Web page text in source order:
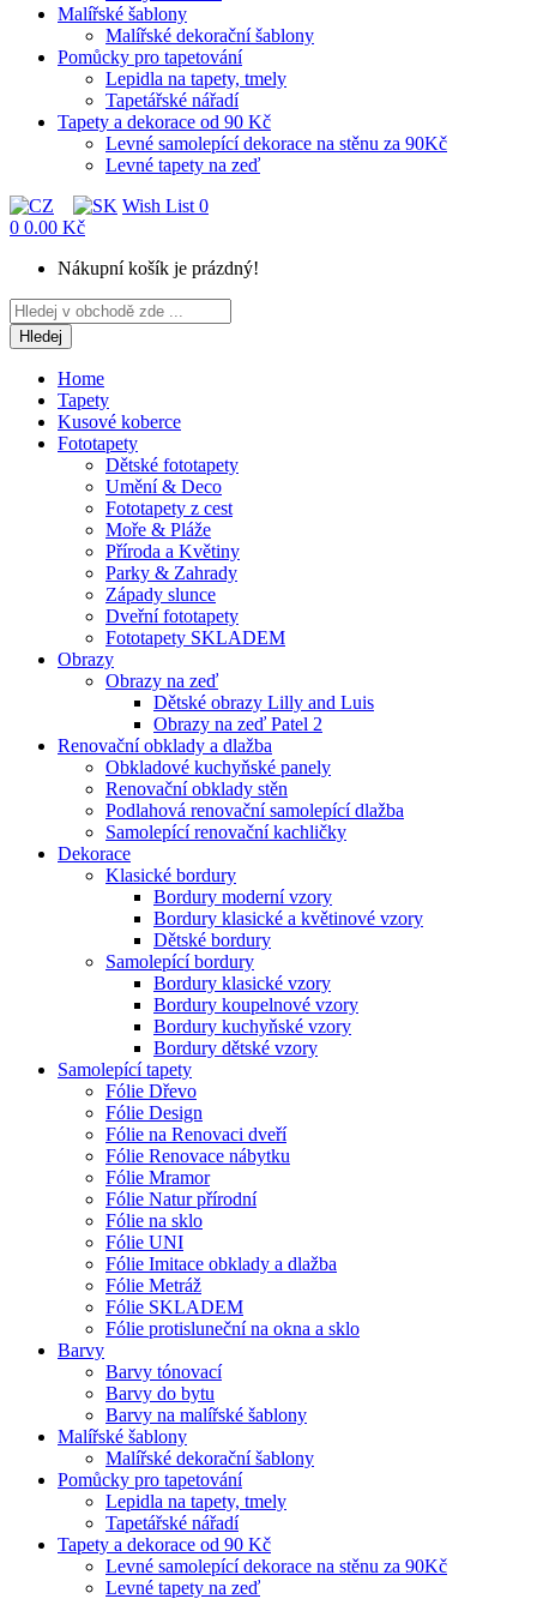
Malířské šablony
Malířské dekorační šablony
Pomůcky pro tapetování
Lepidla na tapety, tmely
Tapetářské nářadí
Tapety a dekorace od 90 Kč
Levné samolepící dekorace na stěnu za 90Kč
Levné tapety na zeď
Wish List 0
0 0.00 Kč
Nákupní košík je prázdný!
Hledej
Home
Tapety
Kusové koberce
Fototapety
Dětské fototapety
Umění & Deco
Fototapety z cest
Moře & Pláže
Příroda a Květiny
Parky & Zahrady
Západy slunce
Dveřní fototapety
Fototapety SKLADEM
Obrazy
Obrazy na zeď
Dětské obrazy Lilly and Luis
Obrazy na zeď Patel 2
Renovační obklady a dlažba
Obkladové kuchyňské panely
Renovační obklady stěn
Podlahová renovační samolepící dlažba
Samolepící renovační kachličky
Dekorace
Klasické bordury
Bordury moderní vzory
Bordury klasické a květinové vzory
Dětské bordury
Samolepící bordury
Bordury klasické vzory
Bordury koupelnové vzory
Bordury kuchyňské vzory
Bordury dětské vzory
Samolepící tapety
Fólie Dřevo
Fólie Design
Fólie na Renovaci dveří
Fólie Renovace nábytku
Fólie Mramor
Fólie Natur přírodní
Fólie na sklo
Fólie UNI
Fólie Imitace obklady a dlažba
Fólie Metráž
Fólie SKLADEM
Fólie protisluneční na okna a sklo
Barvy
Barvy tónovací
Barvy do bytu
Barvy na malířské šablony
Malířské šablony
Malířské dekorační šablony
Pomůcky pro tapetování
Lepidla na tapety, tmely
Tapetářské nářadí
Tapety a dekorace od 90 Kč
Levné samolepící dekorace na stěnu za 90Kč
Levné tapety na zeď